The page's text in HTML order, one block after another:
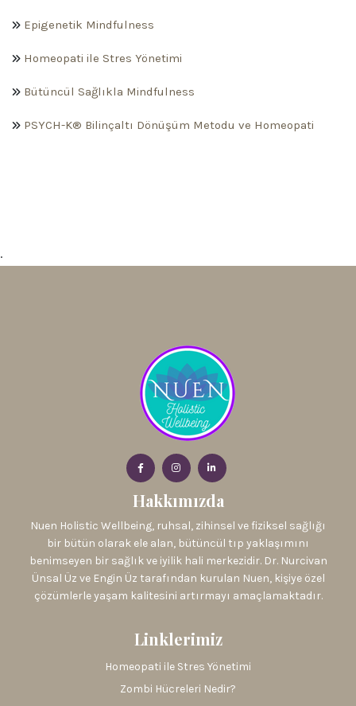
Epigenetik Mindfulness
Homeopati ile Stres Yönetimi
Bütüncül Sağlıkla Mindfulness
PSYCH-K® Bilinçaltı Dönüşüm Metodu ve Homeopati
.
Hakkımızda
Nuen Holistic Wellbeing, ruhsal, zihinsel ve fiziksel sağlığı
bir bütün olarak ele alan, bütüncül tıp yaklaşımını
benimseyen bir sağlık ve iyilik hali merkezidir. Dr. Nurcivan
Ünsal Üz ve Engin Üz tarafından kurulan Nuen, kişiye özel
çözümlerle yaşam kalitesini artırmayı amaçlamaktadır.
Linklerimiz
Homeopati ile Stres Yönetimi
Zombi Hücreleri Nedir?